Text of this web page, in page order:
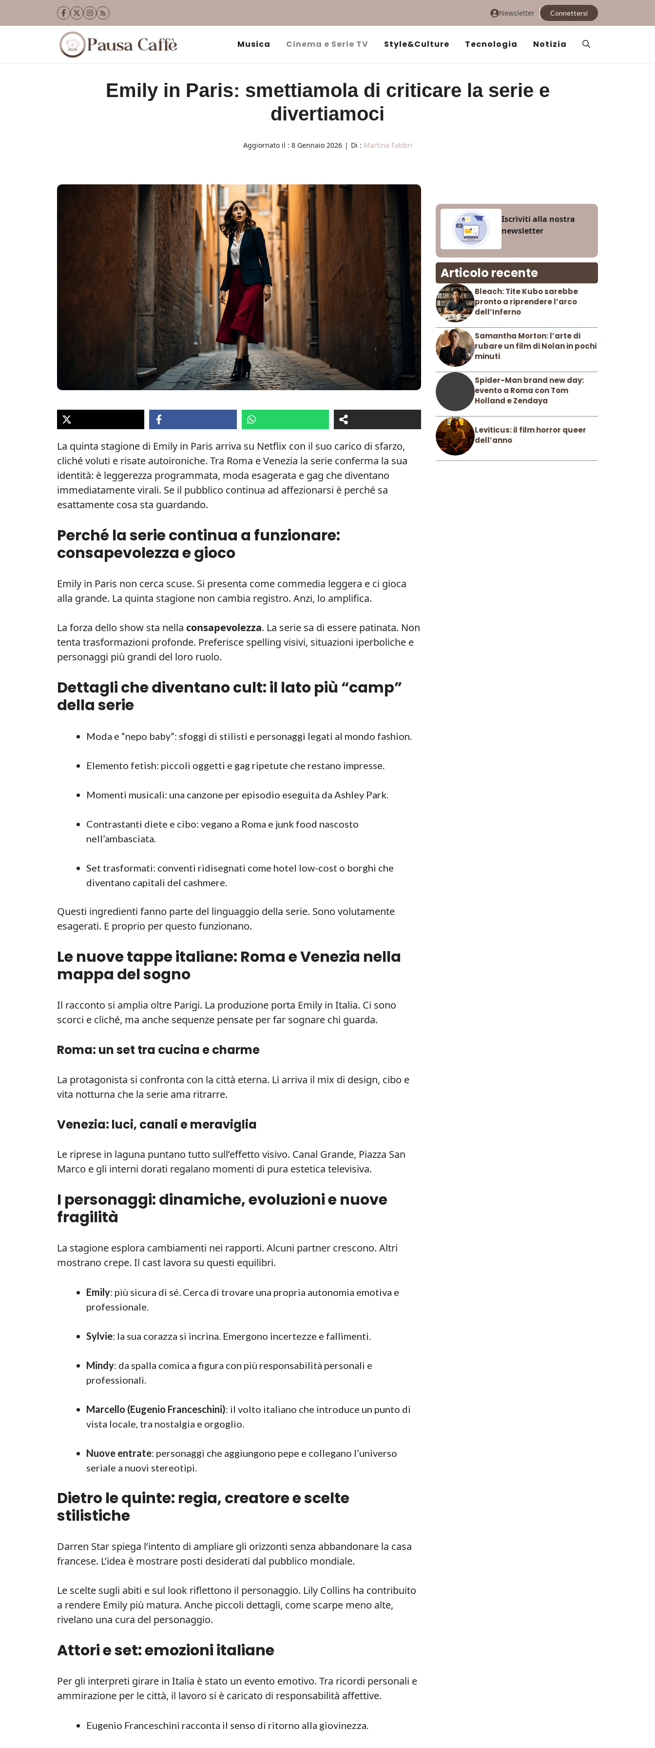
Newsletter Connettersi
Musica Cinema e Serie TV Style&Culture Tecnologia Notizia
Emily in Paris: smettiamola di criticare la serie e
divertiamoci
Aggiornato il : 8 Gennaio 2026 | Di : Martina Fabbri
La quinta stagione di Emily in Paris arriva su Netflix con il suo carico di sfarzo,
cliché voluti e risate autoironiche. Tra Roma e Venezia la serie conferma la sua
identità: è leggerezza programmata, moda esagerata e gag che diventano
immediatamente virali. Se il pubblico continua ad affezionarsi è perché sa
esattamente cosa sta guardando.
Perché la serie continua a funzionare:
consapevolezza e gioco
Emily in Paris non cerca scuse. Si presenta come commedia leggera e ci gioca
alla grande. La quinta stagione non cambia registro. Anzi, lo amplifica.
La forza dello show sta nella consapevolezza. La serie sa di essere patinata. Non
tenta trasformazioni profonde. Preferisce spelling visivi, situazioni iperboliche e
personaggi più grandi del loro ruolo.
Dettagli che diventano cult: il lato più “camp”
della serie
Moda e “nepo baby”: sfoggi di stilisti e personaggi legati al mondo fashion.
Elemento fetish: piccoli oggetti e gag ripetute che restano impresse.
Momenti musicali: una canzone per episodio eseguita da Ashley Park.
Contrastanti diete e cibo: vegano a Roma e junk food nascosto
nell’ambasciata.
Set trasformati: conventi ridisegnati come hotel low-cost o borghi che
diventano capitali del cashmere.
Questi ingredienti fanno parte del linguaggio della serie. Sono volutamente
esagerati. E proprio per questo funzionano.
Le nuove tappe italiane: Roma e Venezia nella
mappa del sogno
Il racconto si amplia oltre Parigi. La produzione porta Emily in Italia. Ci sono
scorci e cliché, ma anche sequenze pensate per far sognare chi guarda.
Roma: un set tra cucina e charme
La protagonista si confronta con la città eterna. Lì arriva il mix di design, cibo e
vita notturna che la serie ama ritrarre.
Venezia: luci, canali e meraviglia
Le riprese in laguna puntano tutto sull’effetto visivo. Canal Grande, Piazza San
Marco e gli interni dorati regalano momenti di pura estetica televisiva.
I personaggi: dinamiche, evoluzioni e nuove
fragilità
La stagione esplora cambiamenti nei rapporti. Alcuni partner crescono. Altri
mostrano crepe. Il cast lavora su questi equilibri.
Emily: più sicura di sé. Cerca di trovare una propria autonomia emotiva e
professionale.
Sylvie: la sua corazza si incrina. Emergono incertezze e fallimenti.
Mindy: da spalla comica a figura con più responsabilità personali e
professionali.
Marcello (Eugenio Franceschini): il volto italiano che introduce un punto di
vista locale, tra nostalgia e orgoglio.
Nuove entrate: personaggi che aggiungono pepe e collegano l’universo
seriale a nuovi stereotipi.
Dietro le quinte: regia, creatore e scelte
stilistiche
Darren Star spiega l’intento di ampliare gli orizzonti senza abbandonare la casa
francese. L’idea è mostrare posti desiderati dal pubblico mondiale.
Le scelte sugli abiti e sul look riflettono il personaggio. Lily Collins ha contribuito
a rendere Emily più matura. Anche piccoli dettagli, come scarpe meno alte,
rivelano una cura del personaggio.
Attori e set: emozioni italiane
Per gli interpreti girare in Italia è stato un evento emotivo. Tra ricordi personali e
ammirazione per le città, il lavoro si è caricato di responsabilità affettive.
Eugenio Franceschini racconta il senso di ritorno alla giovinezza.
Iscriviti alla nostra
newsletter
Articolo recente
Bleach: Tite Kubo sarebbe
pronto a riprendere l’arco
dell’Inferno
Samantha Morton: l’arte di
rubare un film di Nolan in pochi
minuti
Spider-Man brand new day:
evento a Roma con Tom
Holland e Zendaya
Leviticus: il film horror queer
dell’anno